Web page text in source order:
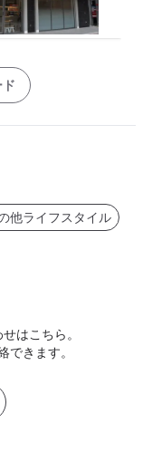
他ライフスタイル
はこちら。
できます。